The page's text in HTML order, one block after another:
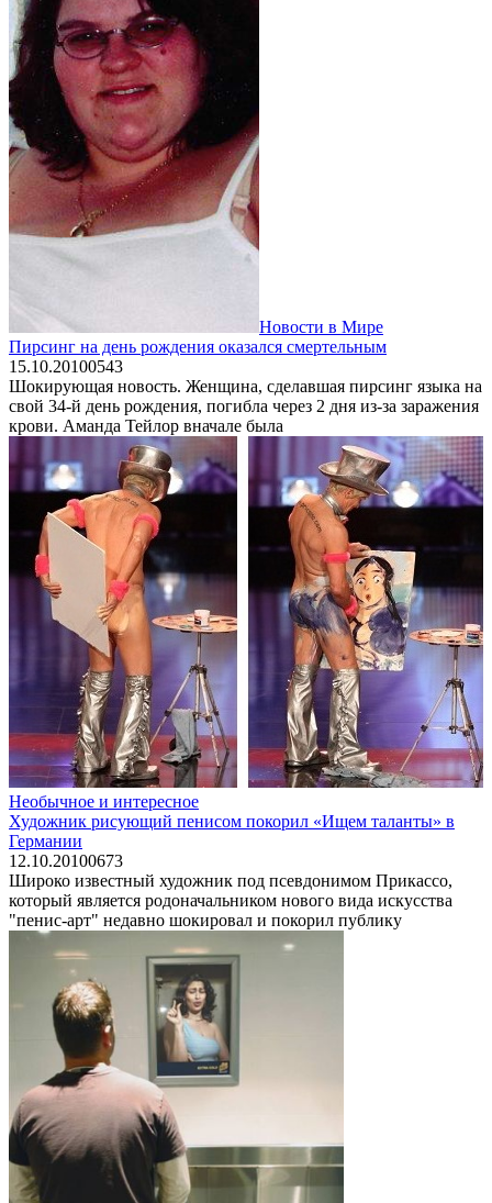
Новости в Мире
Пирсинг на день рождения оказался смертельным
15.10.20100543
Шокирующая новость. Женщина, сделавшая пирсинг языка на
свой 34-й день рождения, погибла через 2 дня из-за заражения
крови. Аманда Тейлор вначале была
Необычное и интересное
Художник рисующий пенисом покорил «Ищем таланты» в
Германии
12.10.20100673
Широко известный художник под псевдонимом Прикассо,
который является родоначальником нового вида искусства
"пенис-арт" недавно шокировал и покорил публику